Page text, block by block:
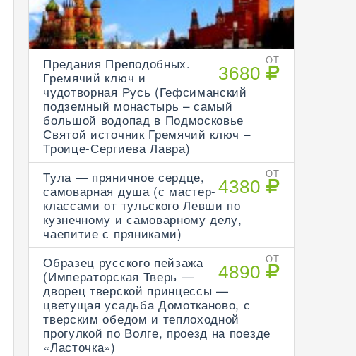
ОТ
3680
Предания Преподобных.
Гремячий ключ и
чудотворная Русь (Гефсиманский
подземный монастырь – самый
большой водопад в Подмосковье
Святой источник Гремячий ключ –
Троице-Сергиева Лавра)
ОТ
4380
Тула — пряничное сердце,
самоварная душа (с мастер-
классами от тульского Левши по
кузнечному и самоварному делу,
чаепитие с пряниками)
ОТ
4890
Образец русского пейзажа
(Императорская Тверь —
дворец тверской принцессы —
цветущая усадьба Домотканово, с
тверским обедом и теплоходной
прогулкой по Волге, проезд на поезде
«Ласточка»)